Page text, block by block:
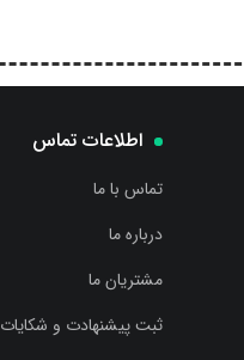
اطلاعات تماس
تماس با ما
درباره ما
مشتریان ما
ثبت پیشنهادت و شکایات